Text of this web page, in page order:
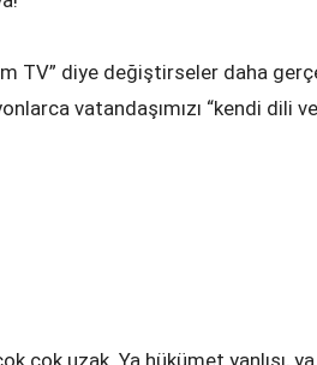
TV” diye değiştirseler daha
vatandaşımızı “kendi dili
çok uzak. Ya hükümet yanlısı, ya